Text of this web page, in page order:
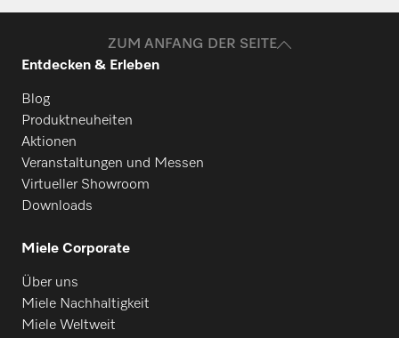
Ersatzteile anfragen
ZUM ANFANG DER SEITE
Entdecken & Erleben
Blog
Produktneuheiten
Aktionen
Veranstaltungen und Messen
Virtueller Showroom
Downloads
Miele Corporate
Über uns
Miele Nachhaltigkeit
Miele Weltweit